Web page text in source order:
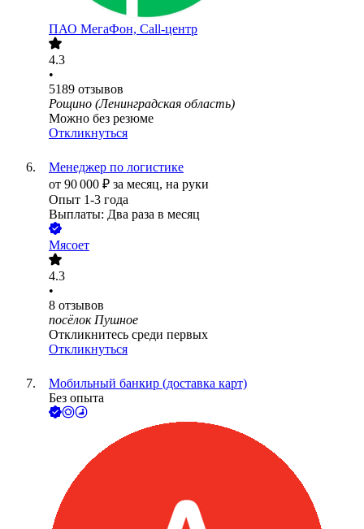
ПАО МегаФон, Call-центр
4.3
•
5189 отзывов
Рощино (Ленинградская область)
Можно без резюме
Откликнуться
Менеджер по логистике
от 90 000 ₽ за месяц, на руки
Опыт 1-3 года
Выплаты: Два раза в месяц
Мясоет
4.3
•
8 отзывов
посёлок Пушное
Откликнитесь среди первых
Откликнуться
Мобильный банкир (доставка карт)
Без опыта